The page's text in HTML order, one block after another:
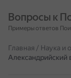
Вопросы к
Примеры ответов
Главная / Наука и
Александрийский